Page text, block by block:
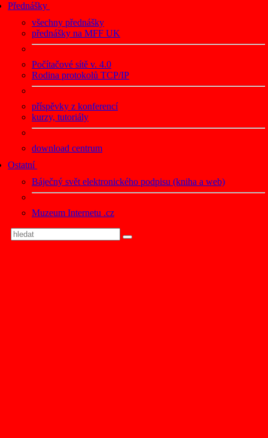
Přednášky
všechny přednášky
přednášky na MFF UK
Počítačové sítě v. 4.0
Rodina protokolů TCP/IP
příspěvky z konferencí
kurzy, tutoriály
download centrum
Ostatní
Báječný svět elektronického podpisu (kniha a web)
Muzeum Internetu .cz